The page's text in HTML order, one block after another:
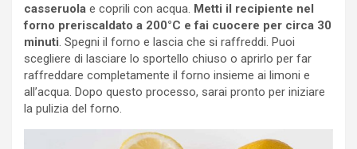
casseruola e coprili con acqua. Metti il recipiente nel
forno preriscaldato a 200°C e fai cuocere per circa 30
minuti. Spegni il forno e lascia che si raffreddi. Puoi
scegliere di lasciare lo sportello chiuso o aprirlo per far
raffreddare completamente il forno insieme ai limoni e
all’acqua. Dopo questo processo, sarai pronto per iniziare
la pulizia del forno.